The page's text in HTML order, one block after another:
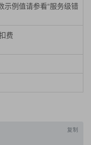
示例值请参看“服务级错
费
复制